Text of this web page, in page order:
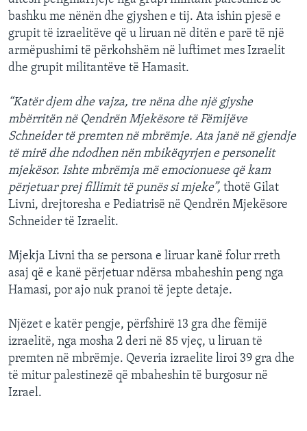
bashku me nënën dhe gjyshen e tij. Ata ishin pjesë e
grupit të izraelitëve që u liruan në ditën e parë të një
armëpushimi të përkohshëm në luftimet mes Izraelit
dhe grupit militantëve të Hamasit.
“Katër djem dhe vajza, tre nëna dhe një gjyshe
mbërritën në Qendrën Mjekësore të Fëmijëve
Schneider të premten në mbrëmje. Ata janë në gjendje
të mirë dhe ndodhen nën mbikëqyrjen e personelit
mjekësor. Ishte mbrëmja më emocionuese që kam
përjetuar prej fillimit të punës si mjeke”, thotë Gilat
Livni, drejtoresha e Pediatrisë në Qendrën Mjekësore
Schneider të Izraelit.
Mjekja Livni tha se persona e liruar kanë folur rreth
asaj që e kanë përjetuar ndërsa mbaheshin peng nga
Hamasi, por ajo nuk pranoi të jepte detaje.
Njëzet e katër pengje, përfshirë 13 gra dhe fëmijë
izraelitë, nga mosha 2 deri në 85 vjeç, u liruan të
premten në mbrëmje. Qeveria izraelite liroi 39 gra dhe
të mitur palestinezë që mbaheshin të burgosur në
Izrael.